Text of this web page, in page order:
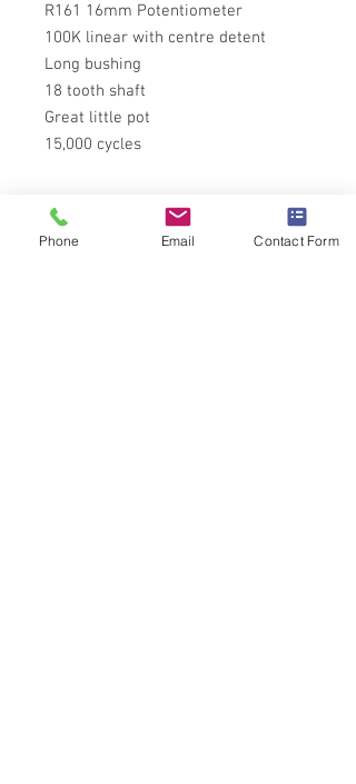
R161 16mm Potentiometer
100K linear with centre detent
Long bushing
18 tooth shaft
Great little pot
15,000 cycles
Phone Email Contact Form